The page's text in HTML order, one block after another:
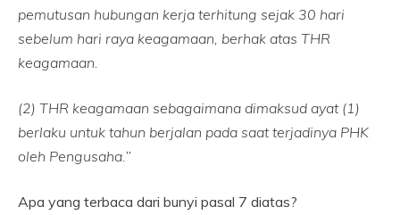
pemutusan hubungan kerja terhitung sejak 30 hari
sebelum hari raya keagamaan, berhak atas THR
keagamaan.
(2) THR keagamaan sebagaimana dimaksud ayat (1)
berlaku untuk tahun berjalan pada saat terjadinya PHK
oleh Pengusaha. ”
Apa yang terbaca dari bunyi pasal 7 diatas?